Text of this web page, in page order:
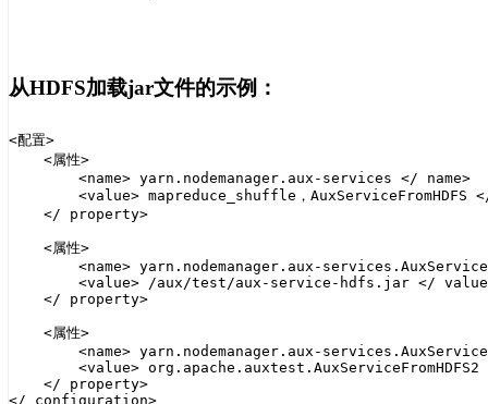
从HDFS加载jar文件的示例：
<配置>
    <属性>
        <name> yarn.nodemanager.aux-services </ name>
<value> mapreduce_shuffle，AuxServiceFromHDFS
    </ property>
    <属性>
<name> yarn.nodemanager.aux-
<value> /aux/test/aux-service-hdfs.jar </
    </ property>
    <属性>
<name> yarn.nodemanager.aux-
<value> org.apache.auxtest.AuxServiceFromHDFS2
    </ property>